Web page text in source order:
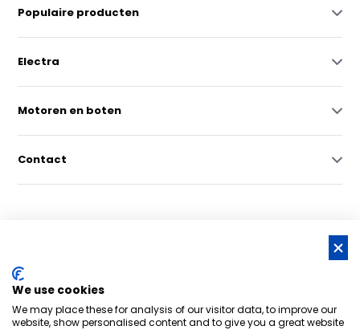
Populaire producten
Electra
Motoren en boten
Contact
Nederlands grootste online watersportwinkel | Bootschappen
Watersport8,6- 6.043 reviews
We use cookies
We may place these for analysis of our visitor data, to improve our
website, show personalised content and to give you a great website